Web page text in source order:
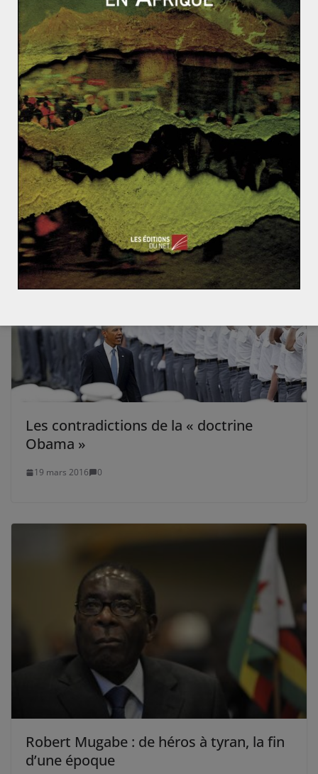
(1) Thomas Friedman,The World Is Flat: A Brief History of
the Twenty-first Century, New York, Farrar, Strauss and
Giroux, 2005.
Le Vietnam, nouvel atelier du monde ?
La politique étrangère de Nicolas Dupont-Aignan
Les contradictions de la « doctrine
Obama »
19 mars 2016 0
Robert Mugabe : de héros à tyran, la fin
d’une époque